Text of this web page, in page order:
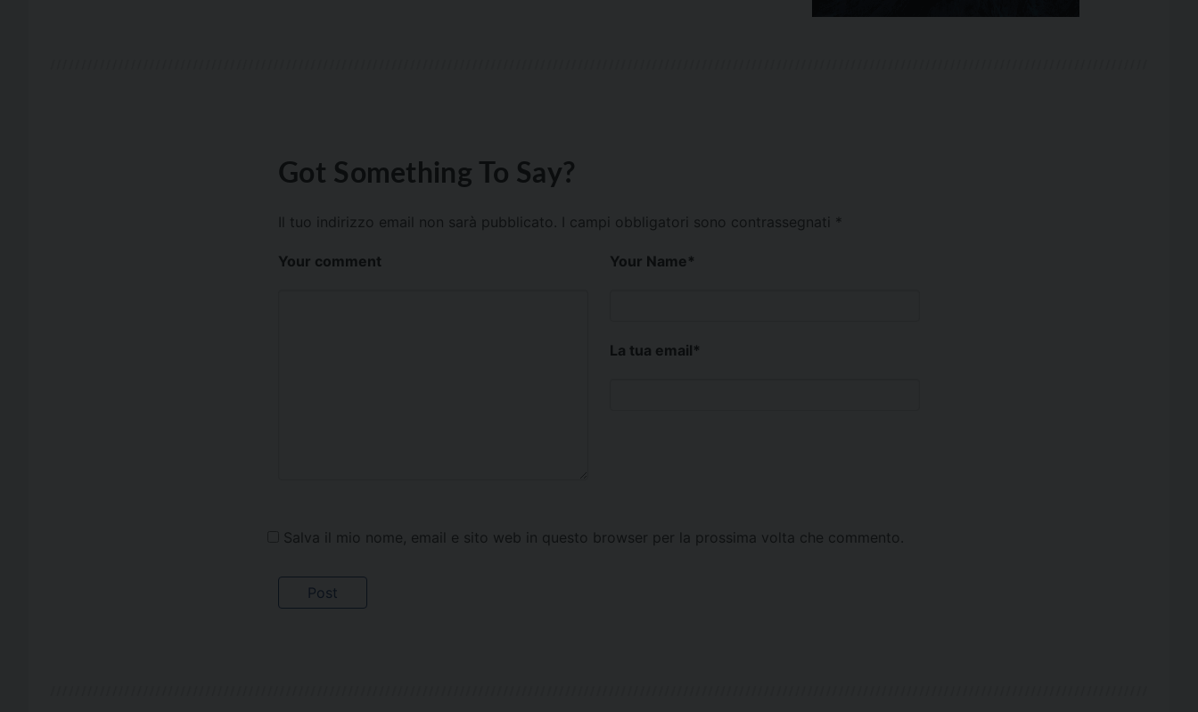
Got Something To Say?
Il tuo indirizzo email non sarà pubblicato. I campi obbligatori sono contrassegnati *
Your comment Your Name*
La tua email*
Salva il mio nome, email e sito web in questo browser per la prossima volta che commento.